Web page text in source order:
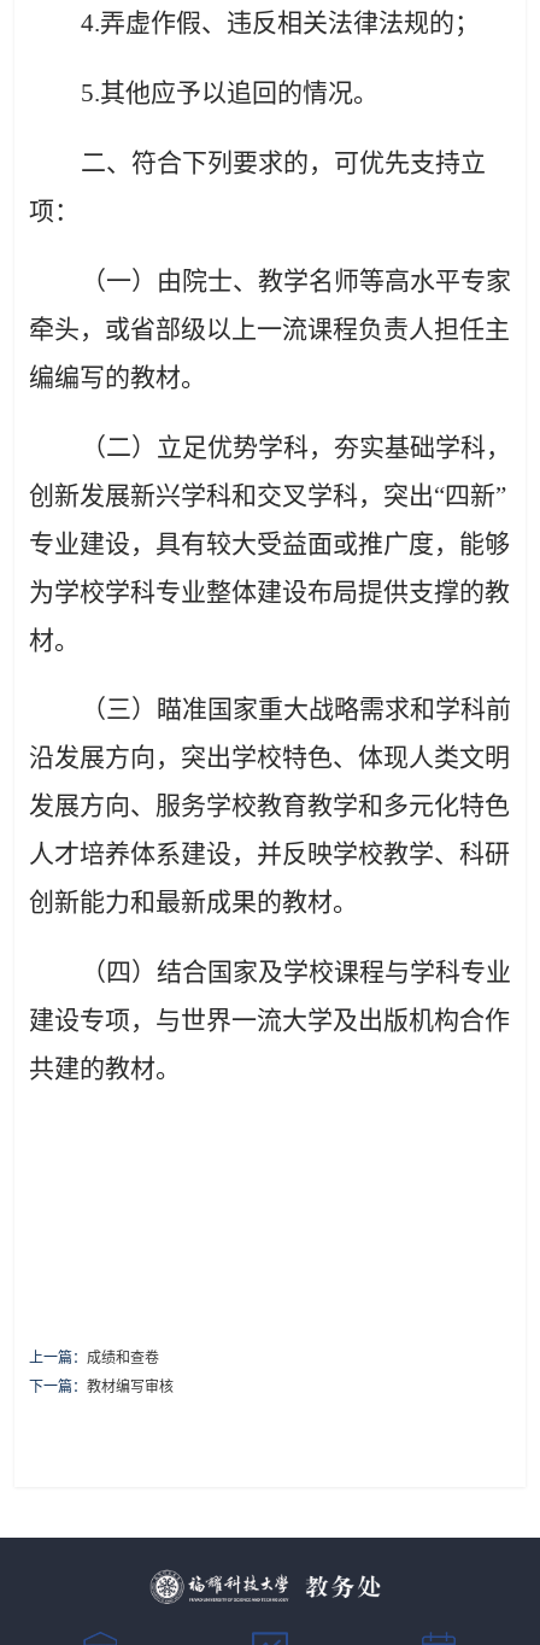
4.弄虚作假、违反相关法律法规的；
5.其他应予以追回的情况。
二、符合下列要求的，可优先支持立
项：
（一）由院士、教学名师等高水平专家
牵头，或省部级以上一流课程负责人担任主
编编写的教材。
（二）立足优势学科，夯实基础学科，
创新发展新兴学科和交叉学科，突出“四新”
专业建设，具有较大受益面或推广度，能够
为学校学科专业整体建设布局提供支撑的教
材。
（三）瞄准国家重大战略需求和学科前
沿发展方向，突出学校特色、体现人类文明
发展方向、服务学校教育教学和多元化特色
人才培养体系建设，并反映学校教学、科研
创新能力和最新成果的教材。
（四）结合国家及学校课程与学科专业
建设专项，与世界一流大学及出版机构合作
共建的教材。
上一篇： 成绩和查卷
下一篇： 教材编写审核